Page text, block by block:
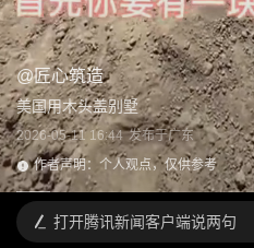
@匠心筑造
美国用木头盖别墅
2026-05-11 16:44 发布于广东
作者声明：个人观点，仅供参考
打开腾讯新闻客户端说两句